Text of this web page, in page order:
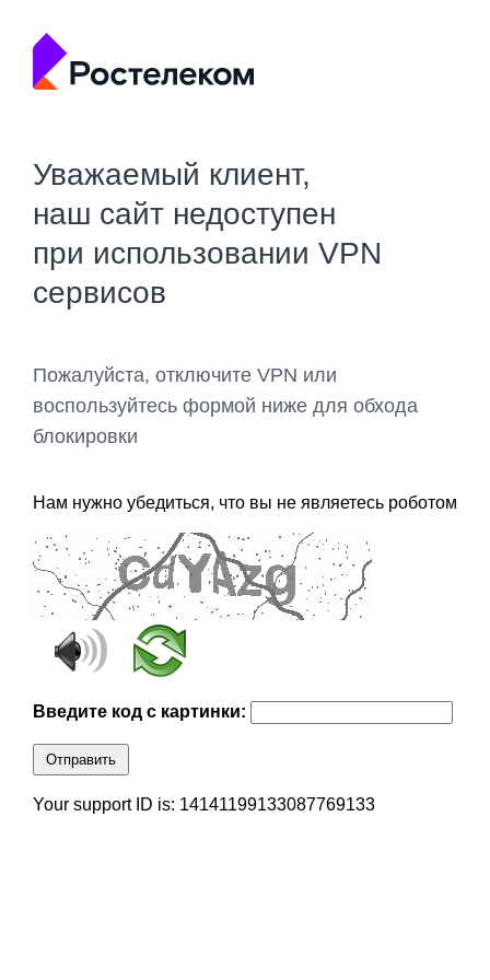
Уважаемый клиент,
наш сайт недоступен
при использовании VPN
сервисов
Пожалуйста, отключите VPN или
воспользуйтесь формой ниже для обхода
блокировки
Нам нужно убедиться, что вы не являетесь роботом
Введите код с картинки:
Отправить
Your support ID is: 14141199133087769133